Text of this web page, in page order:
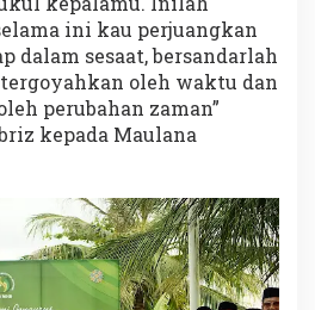
ini kau perjuangkan
dalam sesaat, bersandarlah
oleh waktu dan
perubahan zaman”
kepada Maulana